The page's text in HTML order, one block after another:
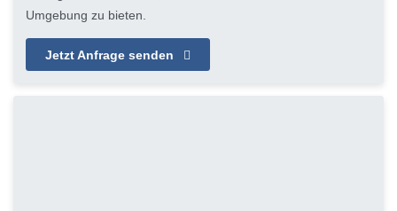
Umgebung zu bieten.
Jetzt Anfrage senden